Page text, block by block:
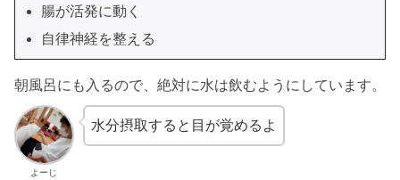
腸が活発に動く
自律神経を整える
朝風呂にも入るので、絶対に水は飲むようにしています。
よーじ
水分摂取すると目が覚めるよ